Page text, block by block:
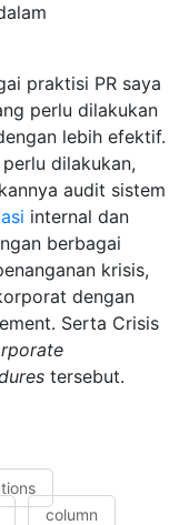
praktisi PR saya
perlu dilakukan
lebih efektif.
dilakukan,
audit sistem
internal dan
berbagai
krisis,
dengan
Serta Crisis
tersebut.
column